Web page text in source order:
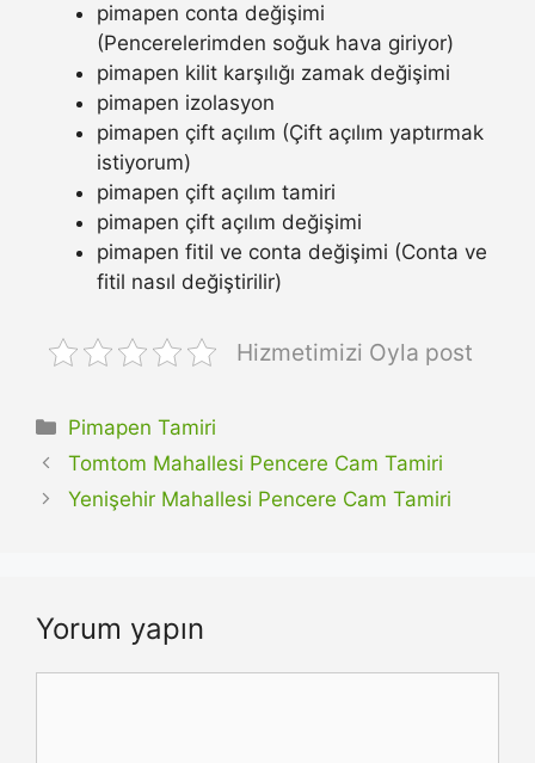
pimapen conta değişimi
(Pencerelerimden soğuk hava giriyor)
pimapen kilit karşılığı zamak değişimi
pimapen izolasyon
pimapen çift açılım (Çift açılım yaptırmak
istiyorum)
pimapen çift açılım tamiri
pimapen çift açılım değişimi
pimapen fitil ve conta değişimi (Conta ve
fitil nasıl değiştirilir)
Hizmetimizi Oyla post
Kategoriler
Pimapen Tamiri
Tomtom Mahallesi Pencere Cam Tamiri
Yenişehir Mahallesi Pencere Cam Tamiri
Yorum yapın